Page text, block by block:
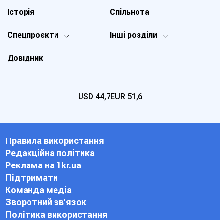
Спецпроєкти Інші розділи
Історія
Довідник
Спільнота
USD 44,7EUR 51,6
Правила використання
Редакційна політика
Реклама на 1kr.ua
Підтримати
Команда медіа
Зворотний зв'язок
Політика використання